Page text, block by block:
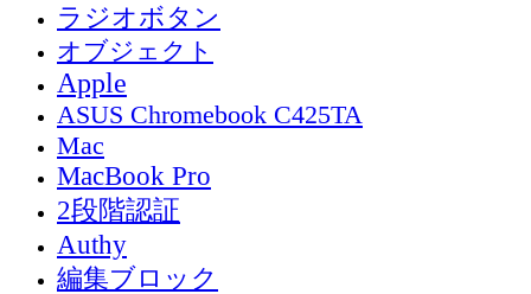
ラジオボタン
オブジェクト
Apple
ASUS Chromebook C425TA
Mac
MacBook Pro
2段階認証
Authy
編集ブロック